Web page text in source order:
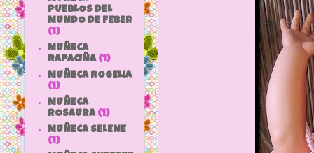
PUEBLOS DEL
MUNDO DE FEBER
(1)
MUÑECA
RAPACIÑA (1)
MUÑECA ROGELIA
(1)
MUÑECA
ROSAURA (1)
MUÑECA SELENE
(1)